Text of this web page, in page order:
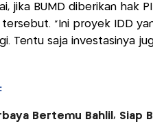
jika BUMD diberikan hak
tersebut. ”Ini proyek IDD
Tentu saja investasinya
Bertemu Bahlil, Siap